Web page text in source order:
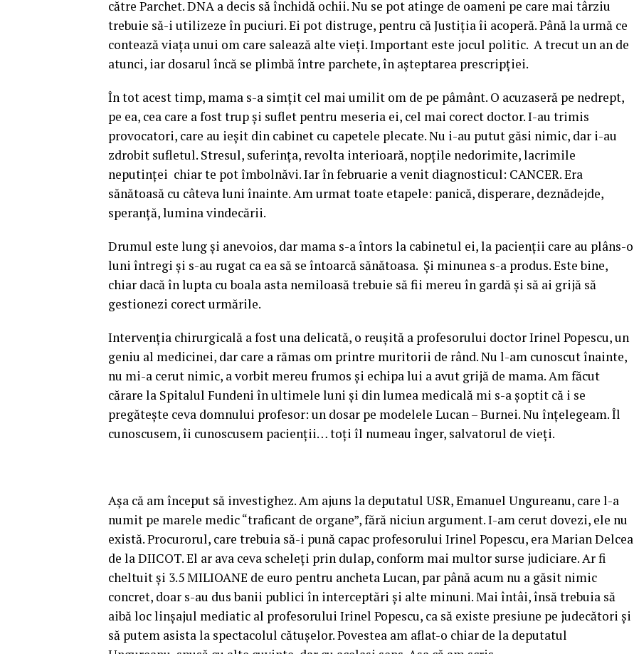
către Parchet. DNA a decis să închidă ochii. Nu se pot atinge de oameni pe care mai târziu
trebuie să-i utilizeze în puciuri. Ei pot distruge, pentru că Justiţia îi acoperă. Până la urmă ce
contează viaţa unui om care salează alte vieţi. Important este jocul politic. A trecut un an de
atunci, iar dosarul încă se plimbă între parchete, în aşteptarea prescripţiei.
În tot acest timp, mama s-a simţit cel mai umilit om de pe pâmânt. O acuzaseră pe nedrept,
pe ea, cea care a fost trup şi suflet pentru meseria ei, cel mai corect doctor. I-au trimis
provocatori, care au ieşit din cabinet cu capetele plecate. Nu i-au putut găsi nimic, dar i-au
zdrobit sufletul. Stresul, suferinţa, revolta interioară, nopţile nedorimite, lacrimile
neputinţei chiar te pot îmbolnăvi. Iar în februarie a venit diagnosticul: CANCER. Era
sănătoasă cu câteva luni înainte. Am urmat toate etapele: panică, disperare, deznădejde,
speranţă, lumina vindecării.
Drumul este lung şi anevoios, dar mama s-a întors la cabinetul ei, la pacienţii care au plâns-o
luni întregi şi s-au rugat ca ea să se întoarcă sănătoasa. Și minunea s-a produs. Este bine,
chiar dacă în lupta cu boala asta nemiloasă trebuie să fii mereu în gardă şi să ai grijă să
gestionezi corect urmările.
Intervenţia chirurgicală a fost una delicată, o reuşită a profesorului doctor Irinel Popescu, un
geniu al medicinei, dar care a rămas om printre muritorii de rând. Nu l-am cunoscut înainte,
nu mi-a cerut nimic, a vorbit mereu frumos şi echipa lui a avut grijă de mama. Am făcut
cărare la Spitalul Fundeni în ultimele luni şi din lumea medicală mi s-a şoptit că i se
pregăteşte ceva domnului profesor: un dosar pe modelele Lucan – Burnei. Nu înţelegeam. Îl
cunoscusem, îi cunoscusem pacienţii… toţi îl numeau înger, salvatorul de vieţi.
Aşa că am început să investighez. Am ajuns la deputatul USR, Emanuel Ungureanu, care l-a
numit pe marele medic “traficant de organe”, fără niciun argument. I-am cerut dovezi, ele nu
există. Procurorul, care trebuia să-i pună capac profesorului Irinel Popescu, era Marian Delcea
de la DIICOT. El ar ava ceva scheleţi prin dulap, conform mai multor surse judiciare. Ar fi
cheltuit şi 3.5 MILIOANE de euro pentru ancheta Lucan, par până acum nu a găsit nimic
concret, doar s-au dus banii publici în interceptări şi alte minuni. Mai întâi, însă trebuia să
aibă loc linşajul mediatic al profesorului Irinel Popescu, ca să existe presiune pe judecători şi
să putem asista la spectacolul cătuşelor. Povestea am aflat-o chiar de la deputatul